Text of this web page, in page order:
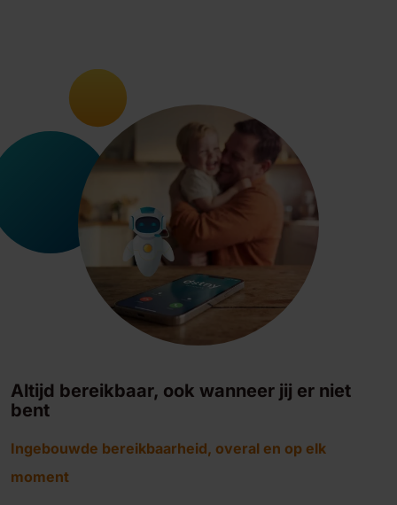
Altijd bereikbaar, ook wanneer jij er niet
bent
Ingebouwde bereikbaarheid, overal en op elk
moment